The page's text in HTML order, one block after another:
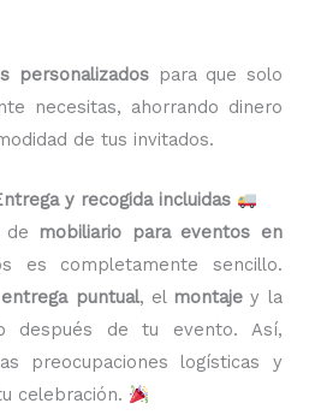
personalizados para que solo
necesitas, ahorrando dinero
de tus invitados.
y recogida incluidas
de mobiliario para eventos en
es completamente sencillo.
entrega puntual, el montaje y la
después de tu evento. Así,
preocupaciones logísticas y
celebración.